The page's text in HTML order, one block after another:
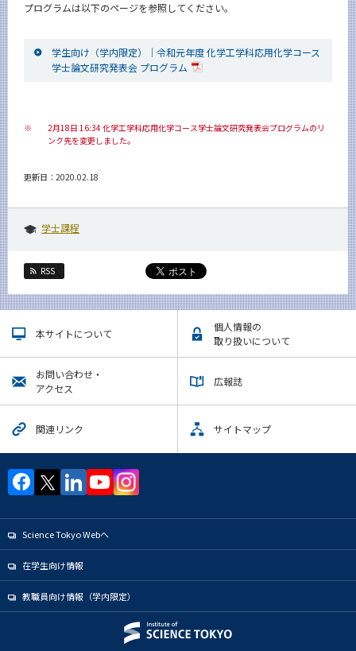
プログラムは以下のページを参照してください。
学生向け（学内限定）｜令和元年度 化学工学科応用化学コース
学士論文研究発表会 プログラム
※
2月18日 16:34 化学工学科応用化学コース学士論文研究発表会プログラムのリ
ンク先を変更しました。
更新日：2020.02.18
学士課程
RSS
本サイトについて
個人情報の
取り扱いについて
お問い合わせ・
アクセス
広報誌
関連リンク サイトマップ
Science Tokyo Webヘ
在学生向け情報
教職員向け情報（学内限定）
今後の課程別イベント
CLOSE